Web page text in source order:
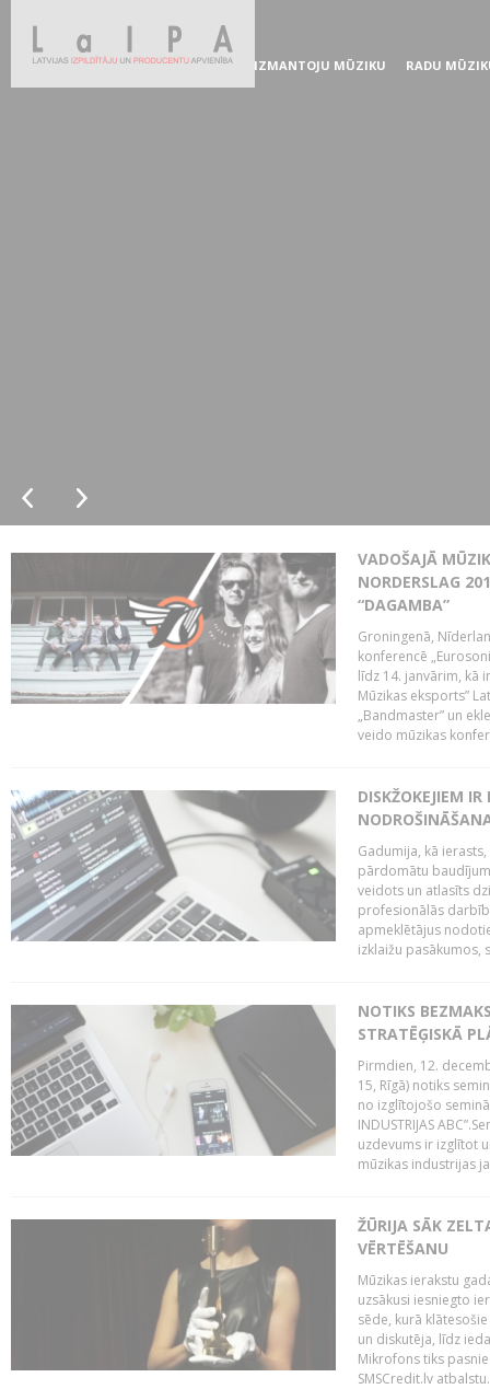
IZMANTOJU MŪZIKU RADU
VADOŠAJĀ
NORDERSLAG
“DAGAMBA”
Groningenā,
konferencē
līdz 14. janvārim, kā
Mūzikas eksports”
„Bandmaster” un
veido mūzikas
DISKŽOKEJIEM
Gadumija, kā
pārdomātu
veidots un atlasīts
profesionālās
apmeklētājus
izklaižu pasākumos,
NOTIKS
STRATĒĢISKĀ
Pirmdien, 12.
15, Rīgā) notiks
no izglītojošo
INDUSTRIJAS
uzdevums ir izglītot
mūzikas industrijas
ŽŪRIJA SĀK
VĒRTĒŠANU
Mūzikas ierakstu
uzsākusi iesniegto
sēde, kurā
un diskutēja, līdz
Mikrofons tiks
SMSCredit.lv